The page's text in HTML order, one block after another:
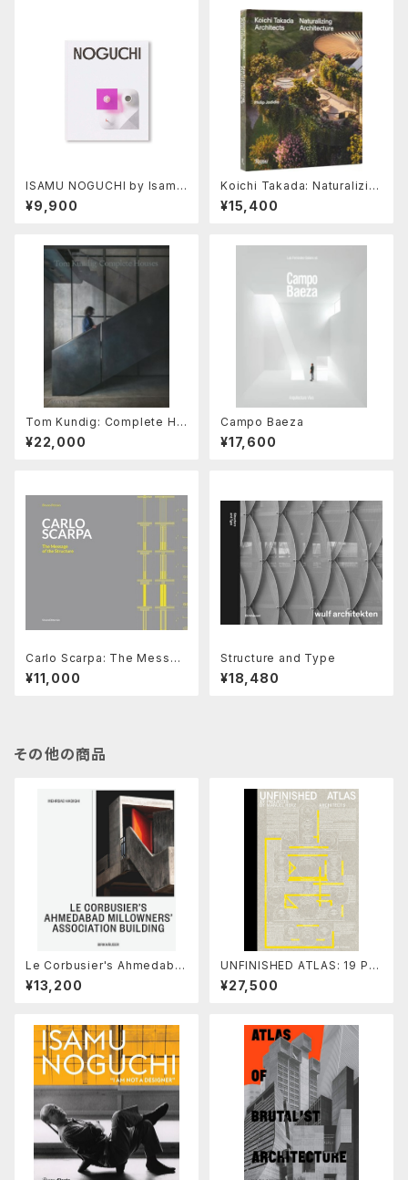
ISAMU NOGUCHI by Isamu
Noguchi
¥9,900
Koichi Takada: Naturalizin
g Architecture
¥15,400
Tom Kundig: Complete Ho
uses
¥22,000
Campo Baeza
¥17,600
Carlo Scarpa: The Messag
e of the Structure
¥11,000
Structure and Type
¥18,480
その他の商品
Le Corbusier's Ahmedaba
d Millowners' Association
Building : Between The Be
¥13,200
UNFINISHED ATLAS: 19 PR
OJECTS BY MANUEL HERZ
ARCHITECTS
¥27,500